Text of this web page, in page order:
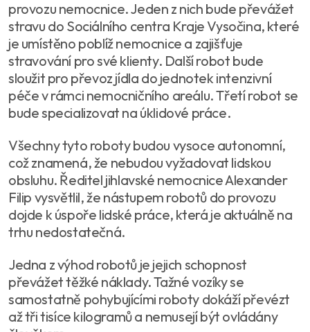
provozu nemocnice. Jeden z nich bude převážet
stravu do Sociálního centra Kraje Vysočina, které
je umístěno poblíž nemocnice a zajišťuje
stravování pro své klienty. Další robot bude
sloužit pro převoz jídla do jednotek intenzivní
péče v rámci nemocničního areálu. Třetí robot se
bude specializovat na úklidové práce.
Všechny tyto roboty budou vysoce autonomní,
což znamená, že nebudou vyžadovat lidskou
obsluhu. Ředitel jihlavské nemocnice Alexander
Filip vysvětlil, že nástupem robotů do provozu
dojde k úspoře lidské práce, která je aktuálně na
trhu nedostatečná.
Jedna z výhod robotů je jejich schopnost
převážet těžké náklady. Tažné vozíky se
samostatně pohybujícími roboty dokáží převézt
až tři tisíce kilogramů a nemusejí být ovládány